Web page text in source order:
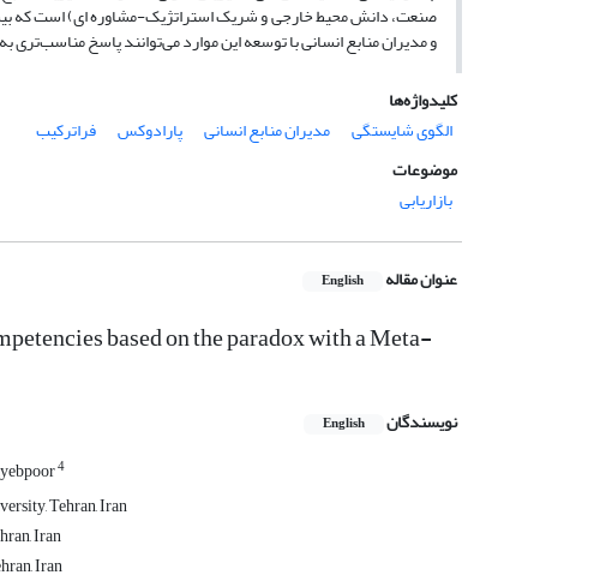
صنعت، دانش محیط خارجی و شریک استراتژیک-مشاوره ای) است که
و مدیران منابع انسانی با توسعه این موارد می‌توانند پاسخ
کلیدواژه‌ها
الگوی شایستگی
مدیران منابع انسانی پارادوکس
فراترکیب
موضوعات
بازاریابی
عنوان مقاله English
based on the paradox with a Meta-
نویسندگان English
4
Tehran, Iran
Iran
Iran